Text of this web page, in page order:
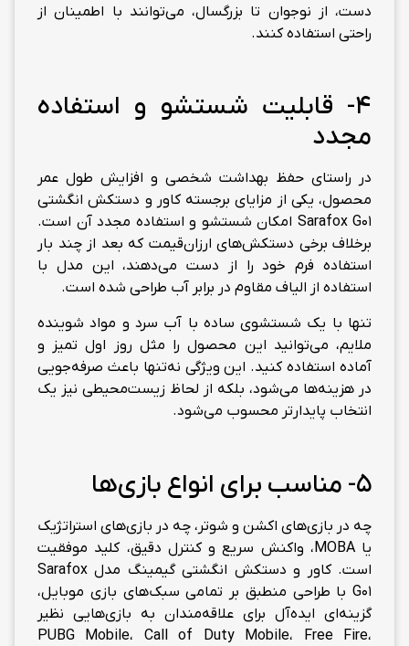
دست، از نوجوان تا بزرگسال، می‌توانند با اطمینان از
راحتی استفاده کنند.
4- قابلیت شستشو و استفاده
مجدد
در راستای حفظ بهداشت شخصی و افزایش طول عمر
محصول، یکی از مزایای برجسته کاور و دستکش انگشتی
Sarafox G01 امکان شستشو و استفاده مجدد آن است.
برخلاف برخی دستکش‌های ارزان‌قیمت که بعد از چند بار
استفاده فرم خود را از دست می‌دهند، این مدل با
استفاده از الیاف مقاوم در برابر آب طراحی شده است.
تنها با یک شستشوی ساده با آب سرد و مواد شوینده
ملایم، می‌توانید این محصول را مثل روز اول تمیز و
آماده استفاده کنید. این ویژگی نه‌تنها باعث صرفه‌جویی
در هزینه‌ها می‌شود، بلکه از لحاظ زیست‌محیطی نیز یک
انتخاب پایدارتر محسوب می‌شود.
5- مناسب برای انواع بازی‌ها
چه در بازی‌های اکشن و شوتر، چه در بازی‌های استراتژیک
یا MOBA، واکنش سریع و کنترل دقیق، کلید موفقیت
است. کاور و دستکش انگشتی گیمینگ مدل Sarafox
G01 با طراحی منطبق بر تمامی سبک‌های بازی موبایل،
گزینه‌ای ایده‌آل برای علاقه‌مندان به بازی‌هایی نظیر
PUBG Mobile، Call of Duty Mobile، Free Fire،